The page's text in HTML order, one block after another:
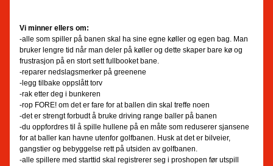
Vi minner ellers om:
-alle som spiller på banen skal ha sine egne køller og egen bag. Man
bruker lengre tid når man deler på køller og dette skaper bare kø og
frustrasjon på en stort sett fullbooket bane.
-reparer nedslagsmerker på greenene
-legg tilbake oppslått torv
-rak etter deg i bunkeren
-rop FORE! om det er fare for at ballen din skal treffe noen
-det er strengt forbudt å bruke driving range baller på banen
-du oppfordres til å spille hullene på en måte som reduserer sjansene
for at baller kan havne utenfor golfbanen. Husk at det er bilveier,
gangstier og bebyggelse rett på utsiden av golfbanen.
-alle spillere med starttid skal registrerer seg i proshopen før utspill